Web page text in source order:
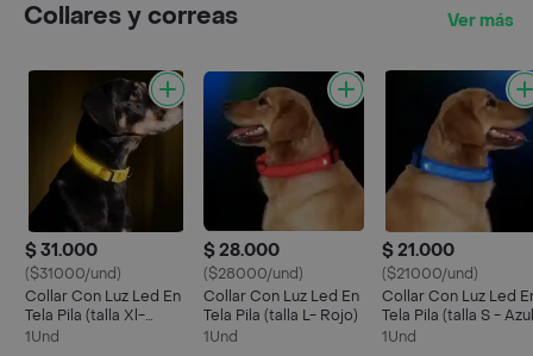
Collares y correas Ver más
$ 31.000
($31000/und)
Collar Con Luz Led En
Tela Pila (talla Xl-
Amarillo)
1Und
$ 28.000
($28000/und)
Collar Con Luz Led En
Tela Pila (talla L- Rojo)
1Und
$ 21.000
($21000/und)
Collar Con Luz Led
Tela Pila (talla S -
1Und